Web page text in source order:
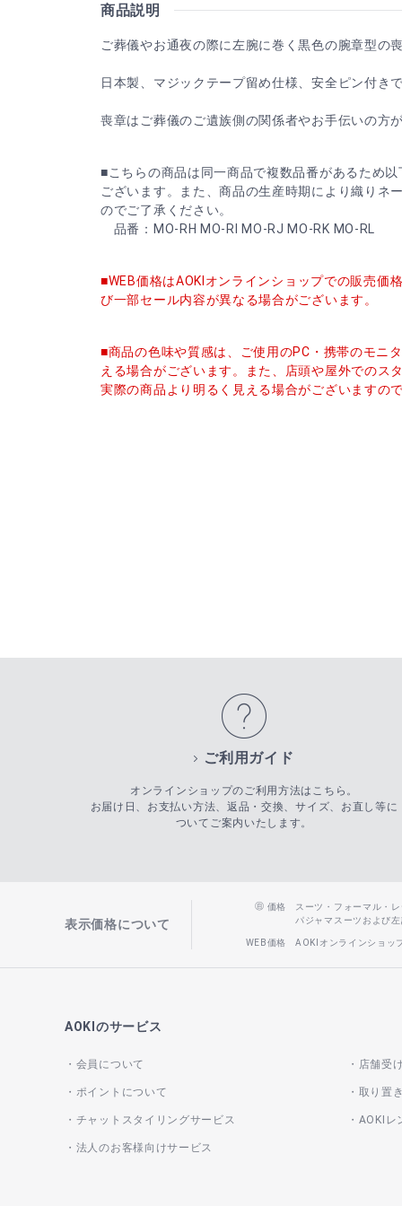
商品説明
ご葬儀やお通夜の際に左腕に巻く黒色の腕章型の
日本製、マジックテープ留め仕様、安全ピン付き
喪章はご葬儀のご遺族側の関係者やお手伝いの方
■こちらの商品は同一商品で複数品番があるため
ございます。また、商品の生産時期により織りネ
のでご了承ください。
品番：MO-RH MO-RI MO-RJ MO-RK MO-RL
■WEB価格はAOKIオンラインショップでの販売価
び一部セール内容が異なる場合がございます。
■商品の色味や質感は、ご使用のPC・携帯のモニ
える場合がございます。また、店頭や屋外でのス
実際の商品より明るく見える場合がございますの
ご利用ガイド
オンラインショップのご利用方法はこちら。
お届け日、お支払い方法、返品・交換、サイズ、お直し等に
ついてご案内いたします。
表示価格について
価格
スーツ・フォーマル・
パジャマスーツおよび
WEB価格 AOKIオンラインショッ
AOKIのサービス
会員について
ポイントについて
チャットスタイリングサービス
店舗受
取り置
AOKIレ
法人のお客様向けサービス